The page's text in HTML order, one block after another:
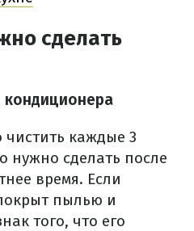
сделать
каждые 3
нужно сделать после
время. Если
пылью и
того, что его